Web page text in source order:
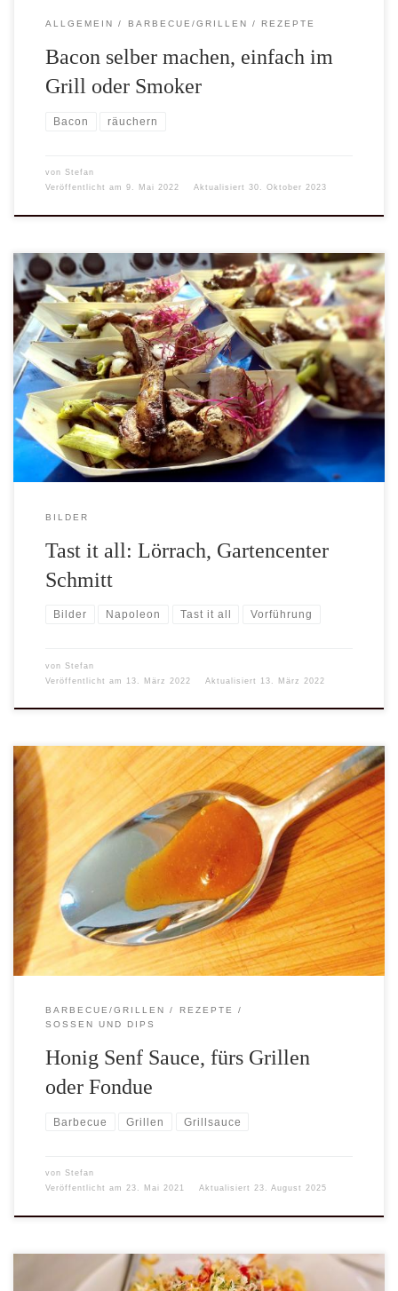
ALLGEMEIN BARBECUE/GRILLEN REZEPTE
Bacon selber machen, einfach im
Grill oder Smoker
Bacon räuchern
von Stefan
Veröffentlicht am 9. Mai 2022 Aktualisiert 30. Oktober 2023
Bilder Impressionen vom Tast it all bei Gartencenter Schmitt in
Lörrach. Das Gartencenter Schmitt findet Ihr im Internet, zur
Homepage, das Center hat eine gut sortierter Grillabteilung, dort
sind deutlich mehr Grills und Zubehör zu finden als online auf der
Homepage. Ein Besucht lohnt sich, wenn Ihr mal in der Nähe seid.
Gute Beratung findet Ihr dort auf jeden Fall. […]
BILDER
Tast it all: Lörrach, Gartencenter
Schmitt
Bilder Napoleon Tast it all Vorführung
von Stefan
Veröffentlicht am
13. März 2022 Aktualisiert 13. März 2022
Diese Honig Senf Sauce habe ich bereits seit Jahren in meiner
Rezeptsammlung. Das hat den einfachen Grund, dass sie schnell,
einfach gemacht ist und lecker schmeckt. Verwenden könnt Ihr die
Sauce ganz klassisch für gegrilltes und zum Fondue. Außerdem
könnt Ihr sie auch zum Bepinseln von Chicken-Wings benutzen,
um diese gegen Schluss zusätzlich zu aromatisieren. Auch für
Wraps oder für […]
BARBECUE/GRILLEN
REZEPTE
SOSSEN UND DIPS
Honig Senf Sauce, fürs Grillen
oder Fondue
Barbecue Grillen Grillsauce
von Stefan
Veröffentlicht am 23. Mai 2021 Aktualisiert 23. August 2025